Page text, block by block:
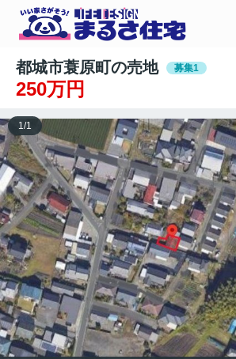
都城市蓑原町の売地 募集1
250万円
1/1